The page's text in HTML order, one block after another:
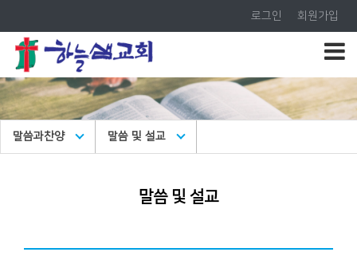
로그인 회원가입
말씀과찬양 말씀 및 설교
말씀 및 설교